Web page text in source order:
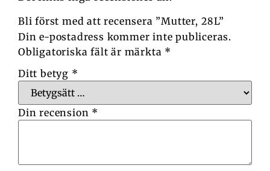
Bli först med att recensera ”Mutter, 28L”
Din e-postadress kommer inte publiceras.
Obligatoriska fält är märkta *
Ditt betyg *
Din recension *